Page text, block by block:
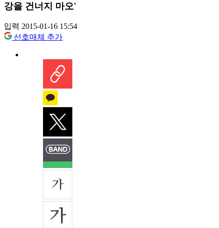
강을 건너지 마오'
입력 2015-01-16 15:54
선호매체 추가